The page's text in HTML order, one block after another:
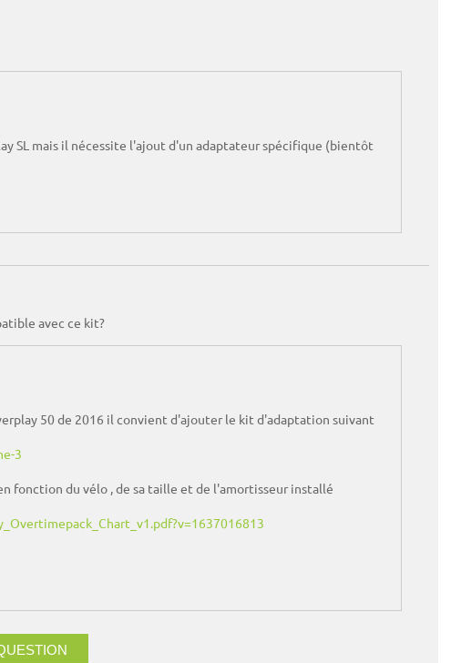
SL mais il nécessite l'ajout d'un adaptateur spécifique (bientôt
avec ce kit?
50 de 2016 il convient d'ajouter le kit d'adaptation suivant
3
fonction du vélo , de sa taille et de l'amortisseur installé